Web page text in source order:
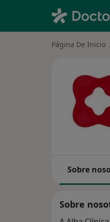
Página De Inicio
Sobre
Sobre